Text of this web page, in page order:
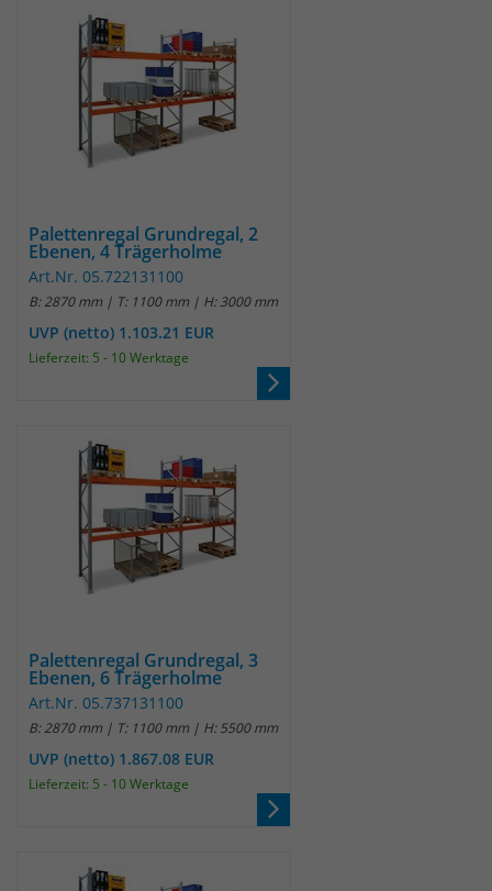
Palettenregal Grundregal, 2
Ebenen, 4 Trägerholme
Art.Nr. 05.722131100
B: 2870 mm | T: 1100 mm | H: 3000 mm
UVP (netto) 1.103.21 EUR
Lieferzeit: 5 - 10 Werktage
Palettenregal Grundregal, 3
Ebenen, 6 Trägerholme
Art.Nr. 05.737131100
B: 2870 mm | T: 1100 mm | H: 5500 mm
UVP (netto) 1.867.08 EUR
Lieferzeit: 5 - 10 Werktage